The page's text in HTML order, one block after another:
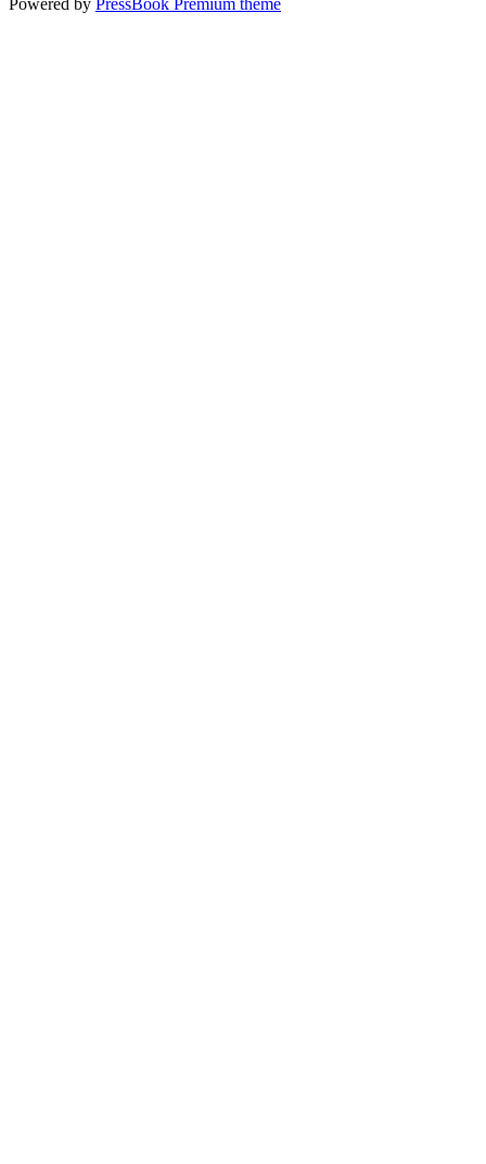
Powered by PressBook Premium theme